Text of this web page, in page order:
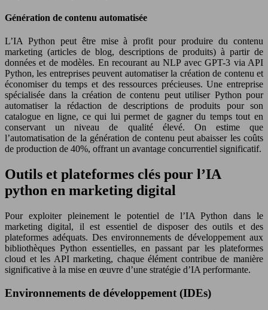
Génération de contenu automatisée
L’IA Python peut être mise à profit pour produire du contenu
marketing (articles de blog, descriptions de produits) à partir de
données et de modèles. En recourant au NLP avec GPT-3 via API
Python, les entreprises peuvent automatiser la création de contenu et
économiser du temps et des ressources précieuses. Une entreprise
spécialisée dans la création de contenu peut utiliser Python pour
automatiser la rédaction de descriptions de produits pour son
catalogue en ligne, ce qui lui permet de gagner du temps tout en
conservant un niveau de qualité élevé. On estime que
l’automatisation de la génération de contenu peut abaisser les coûts
de production de 40%, offrant un avantage concurrentiel significatif.
Outils et plateformes clés pour l’IA
python en marketing digital
Pour exploiter pleinement le potentiel de l’IA Python dans le
marketing digital, il est essentiel de disposer des outils et des
plateformes adéquats. Des environnements de développement aux
bibliothèques Python essentielles, en passant par les plateformes
cloud et les API marketing, chaque élément contribue de manière
significative à la mise en œuvre d’une stratégie d’IA performante.
Environnements de développement (IDEs)